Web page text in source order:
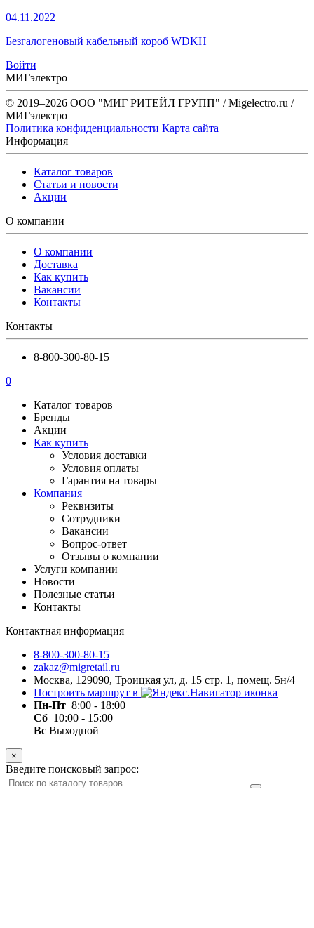
04.11.2022
Безгалогеновый кабельный короб WDKH
Войти
МИГэлектро
© 2019–2026 ООО "МИГ РИТЕЙЛ ГРУПП" / Migelectro.ru /
МИГэлектро
Политика конфиденциальности Карта сайта
Информация
Каталог товаров
Статьи и новости
Акции
О компании
О компании
Доставка
Как купить
Вакансии
Контакты
Контакты
8-800-300-80-15
0
Каталог товаров
Бренды
Акции
Как купить
Условия доставки
Условия оплаты
Гарантия на товары
Компания
Реквизиты
Сотрудники
Вакансии
Вопрос-ответ
Отзывы о компании
Услуги компании
Новости
Полезные статьи
Контакты
Контактная информация
8-800-300-80-15
zakaz@migretail.ru
Москва, 129090, Троицкая ул, д. 15 стр. 1, помещ. 5н/4
Построить маршрут в
Пн-Пт 8:00 - 18:00
Сб 10:00 - 15:00
Вс Выходной
×
Введите поисковый запрос: